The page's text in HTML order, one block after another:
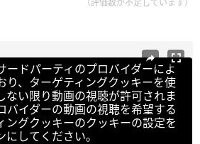
（評価数が不足しています）
ードパーティのプロバイダーによ
り、ターゲティングクッキーを使
ない限り動画の視聴が許可されま
バイダーの動画の視聴を希望する
ングクッキーのクッキーの設定を
にしてください。